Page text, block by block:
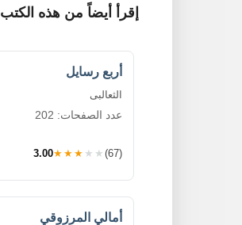
إقرأ أيضاً من هذه الكتب
أربع رسايل
الثعالبى
عدد الصفحات: 202
3.00★★★★★ (67)
أمالي المرزوقي